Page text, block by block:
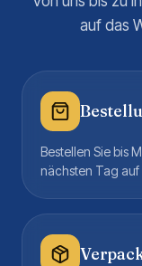
auf das
Bestellen Sie bis
nächsten Tag